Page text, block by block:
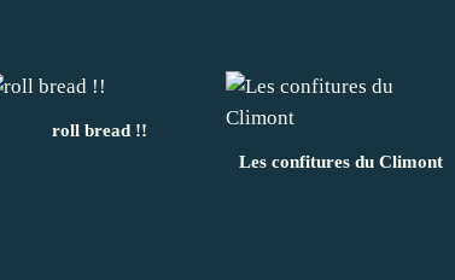
roll bread !!
Les confitures du Climont